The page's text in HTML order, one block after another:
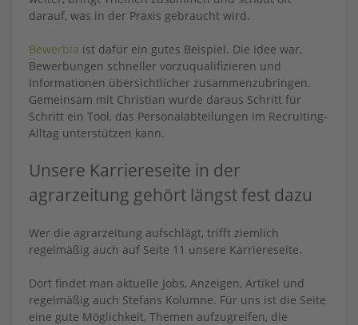
darauf, was in der Praxis gebraucht wird.
Bewerbia ist dafür ein gutes Beispiel. Die Idee war,
Bewerbungen schneller vorzuqualifizieren und
Informationen übersichtlicher zusammenzubringen.
Gemeinsam mit Christian wurde daraus Schritt für
Schritt ein Tool, das Personalabteilungen im Recruiting-
Alltag unterstützen kann.
Unsere Karriereseite in der
agrarzeitung gehört längst fest dazu
Wer die agrarzeitung aufschlägt, trifft ziemlich
regelmäßig auch auf Seite 11 unsere Karriereseite.
Dort findet man aktuelle Jobs, Anzeigen, Artikel und
regelmäßig auch Stefans Kolumne. Für uns ist die Seite
eine gute Möglichkeit, Themen aufzugreifen, die